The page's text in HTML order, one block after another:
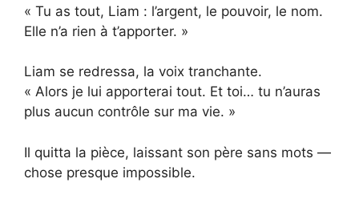
« Tu as tout, Liam : l’argent, le pouvoir, le nom.
Elle n’a rien à t’apporter. »
Liam se redressa, la voix tranchante.
« Alors je lui apporterai tout. Et toi… tu n’auras
plus aucun contrôle sur ma vie. »
Il quitta la pièce, laissant son père sans mots —
chose presque impossible.